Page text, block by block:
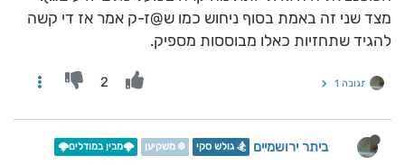
מצד שני זה באמת בסוף ניחוש כמו ש@ז-ק אמר אז די קשה
להגיד שתחזיות כאלו מבוססות מספיק.
תגובה 1 2
ביתר ירושמיים 🏂 גולש סקי ❄️ משקיען 🌩️מבין במודלים🌩️